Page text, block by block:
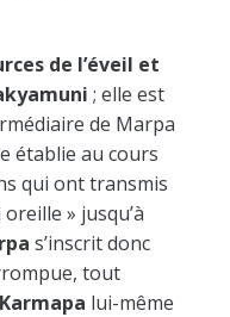
de l’éveil et
; elle est
de Marpa
établie au cours
qui ont transmis
» jusqu’à
s’inscrit donc
tout
Karmapa lui-même